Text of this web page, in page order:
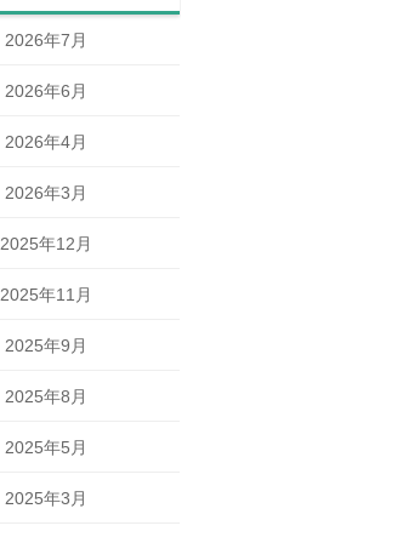
2026年7月
2026年6月
2026年4月
2026年3月
2025年12月
2025年11月
2025年9月
2025年8月
2025年5月
2025年3月